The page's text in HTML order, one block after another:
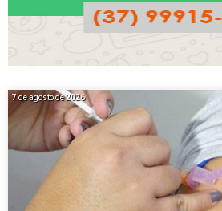
7 de agosto de 2026